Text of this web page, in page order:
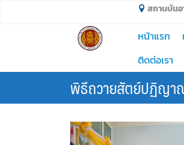
สถานบันอ
หน้าแรก
ติดต่อเรา
พิธีถวายสัตย์ปฏิญา